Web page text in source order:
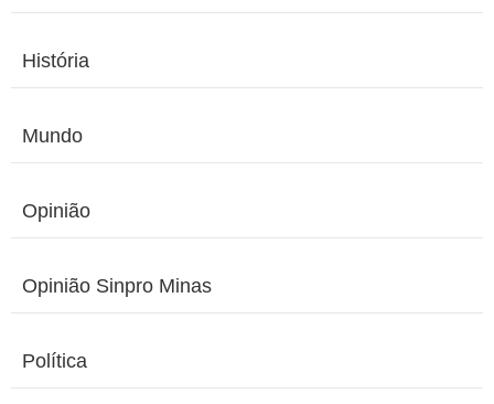
História
Mundo
Opinião
Opinião Sinpro Minas
Política